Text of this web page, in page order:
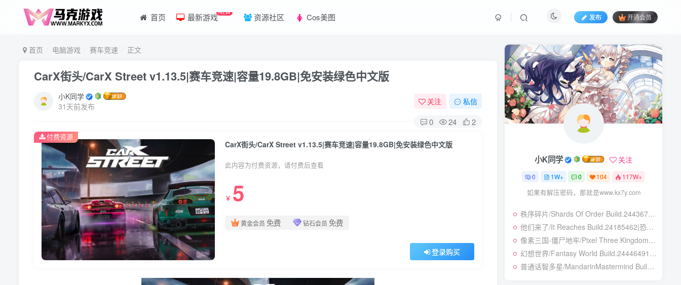
首页 最新游戏NEW 资源社区 Cos美图 发布 开通会员
首页 电脑游戏 赛车竞速 正文
CarX街头/CarX Street v1.13.5|赛车竞速|容量19.8GB|免安装绿色中文版
小K同学
31天前发布
关注 私信
0 24 2
CarX街头/CarX Street v1.13.5|赛车竞速|容量19.8GB|免安装绿色中文版
此内容为付费资源，请付费后查看
￥ 5
黄金会员 免费 钻石会员 免费
登录购买
付费资源
小K同学 关注
0 1W+ 0 104 117W+
如果有解压密码，那就是www.kx7y.com
秩序碎片/Shards Of Order Build.24436710|角色扮演|容量2.9GB|免安装绿色中文版
他们来了/It Reaches Build.24185462|恐怖冒险|容量5GB|免安装绿色中文版
像素三国-僵尸地牢/Pixel Three Kingdoms: Zombie Dungeon Build.24007867|动作冒险|容量354B|免安装绿色中文版
幻想世界/Fantasy World Build.24446491|策略战棋|容量3.8GB|免安装绿色中文版
普通话智多星/MandarinMastermind Build.24053068|动作冒险|容量5.5GB|免安装绿色中文版